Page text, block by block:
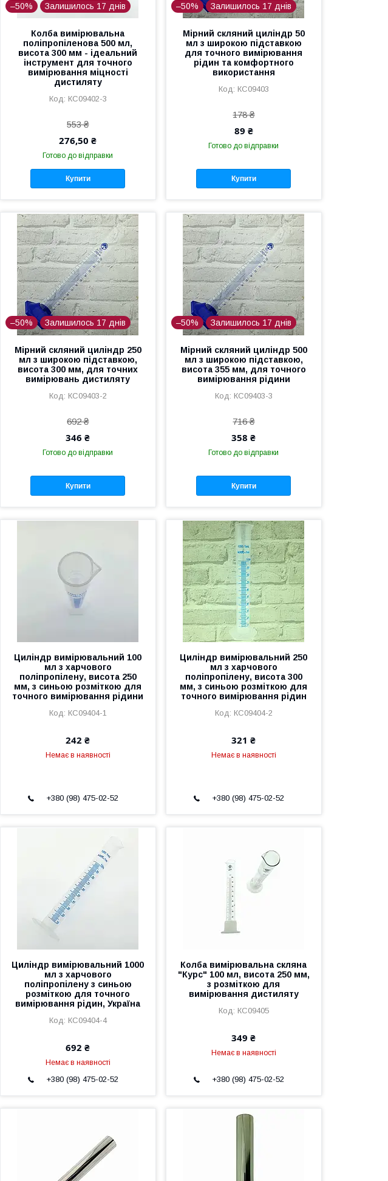
–50% Залишилось 17 днів
Колба вимірювальна
поліпропіленова 500 мл,
висота 300 мм - ідеальний
інструмент для точного
вимірювання міцності
дистиляту
КС09402-3
553 ₴
276,50 ₴
Готово до відправки
Купити
–50% Залишилось 17 днів
Мірний скляний циліндр 50
мл з широкою підставкою
для точного вимірювання
рідин та комфортного
використання
КС09403
178 ₴
89 ₴
Готово до відправки
Купити
–50% Залишилось 17 днів
Мірний скляний циліндр 250
мл з широкою підставкою,
висота 300 мм, для точних
вимірювань дистиляту
КС09403-2
692 ₴
346 ₴
Готово до відправки
Купити
–50% Залишилось 17 днів
Мірний скляний циліндр 500
мл з широкою підставкою,
висота 355 мм, для точного
вимірювання рідини
КС09403-3
716 ₴
358 ₴
Готово до відправки
Купити
Циліндр вимірювальний 100
мл з харчового
поліпропілену, висота 250
мм, з синьою розміткою для
точного вимірювання рідини
КС09404-1
242 ₴
Немає в наявності
+380 (98) 475-02-52
Циліндр вимірювальний 250
мл з харчового
поліпропілену, висота 300
мм, з синьою розміткою для
точного вимірювання рідин
КС09404-2
321 ₴
Немає в наявності
+380 (98) 475-02-52
Циліндр вимірювальний 1000
мл з харчового
поліпропілену з синьою
розміткою для точного
вимірювання рідин, Україна
КС09404-4
692 ₴
Немає в наявності
+380 (98) 475-02-52
Колба вимірювальна скляна
"Курс" 100 мл, висота 250 мм,
з розміткою для
вимірювання дистиляту
КС09405
349 ₴
Немає в наявності
+380 (98) 475-02-52